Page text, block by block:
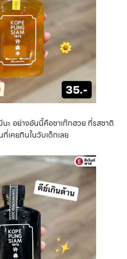
ะ อย่างอันนี้คือชาเก๊กฮวย ที่รสชาติ
เคยกินในวับเด็กเลย